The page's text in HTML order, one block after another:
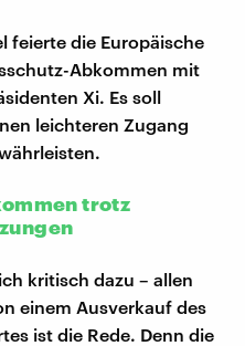
feierte die Europäische
Abkommen mit
Xi. Es soll
leichteren Zugang
trotz
kritisch dazu – allen
einem Ausverkauf des
ist die Rede. Denn die